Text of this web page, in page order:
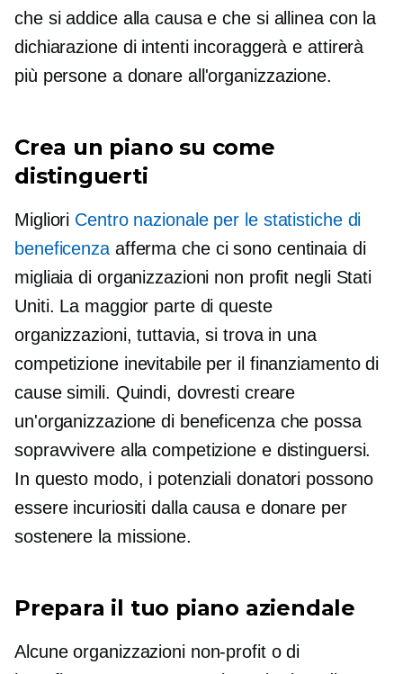
che si addice alla causa e che si allinea con la
dichiarazione di intenti incoraggerà e attirerà
più persone a donare all'organizzazione.
Crea un piano su come
distinguerti
Migliori Centro nazionale per le statistiche di
beneficenzaafferma che ci sono centinaia di
migliaia di organizzazioni non profit negli Stati
Uniti. La maggior parte di queste
organizzazioni, tuttavia, si trova in una
competizione inevitabile per il finanziamento di
cause simili. Quindi, dovresti creare
un'organizzazione di beneficenza che possa
sopravvivere alla competizione e distinguersi.
In questo modo, i potenziali donatori possono
essere incuriositi dalla causa e donare per
sostenere la missione.
Prepara il tuo piano aziendale
Alcune organizzazioni non-profit o di